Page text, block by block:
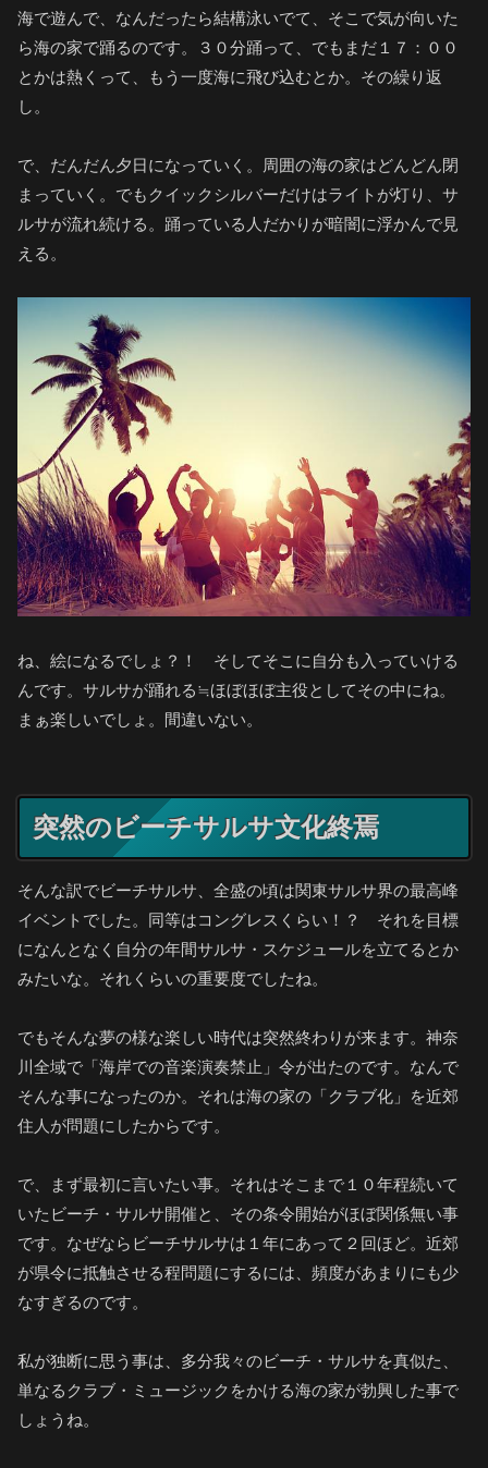
海で遊んで、なんだったら結構泳いでて、そこで気が向いた
ら海の家で踊るのです。３０分踊って、でもまだ１７：００
とかは熱くって、もう一度海に飛び込むとか。その繰り返
し。
で、だんだん夕日になっていく。周囲の海の家はどんどん閉
まっていく。でもクイックシルバーだけはライトが灯り、サ
ルサが流れ続ける。踊っている人だかりが暗闇に浮かんで見
える。
ね、絵になるでしょ？！ そしてそこに自分も入っていける
んです。サルサが踊れる≒ほぼほぼ主役としてその中にね。
まぁ楽しいでしょ。間違いない。
突然のビーチサルサ文化終焉
そんな訳でビーチサルサ、全盛の頃は関東サルサ界の最高峰
イベントでした。同等はコングレスくらい！？ それを目標
になんとなく自分の年間サルサ・スケジュールを立てるとか
みたいな。それくらいの重要度でしたね。
でもそんな夢の様な楽しい時代は突然終わりが来ます。神奈
川全域で「海岸での音楽演奏禁止」令が出たのです。なんで
そんな事になったのか。それは海の家の「クラブ化」を近郊
住人が問題にしたからです。
で、まず最初に言いたい事。それはそこまで１０年程続いて
いたビーチ・サルサ開催と、その条令開始がほぼ関係無い事
です。なぜならビーチサルサは１年にあって２回ほど。近郊
が県令に抵触させる程問題にするには、頻度があまりにも少
なすぎるのです。
私が独断に思う事は、多分我々のビーチ・サルサを真似た、
単なるクラブ・ミュージックをかける海の家が勃興した事で
しょうね。